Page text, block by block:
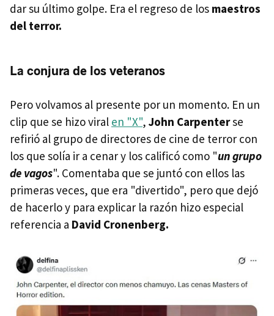
dar su último golpe. Era el regreso de los maestros
del terror.
La conjura de los veteranos
Pero volvamos al presente por un momento. En un
clip que se hizo viral en "X", John Carpenterse
refirió al grupo de directores de cine de terror con
los que solía ir a cenar y los calificó como "un grupo
de vagos". Comentaba que se juntó con ellos las
primeras veces, que era "divertido", pero que dejó
de hacerlo y para explicar la razón hizo especial
referencia a David Cronenberg.